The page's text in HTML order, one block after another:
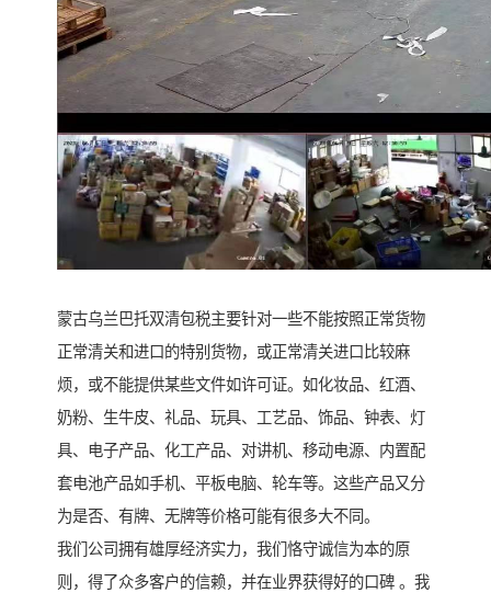
蒙古乌兰巴托双清包税主要针对一些不能按照正常货物
正常清关和进口的特别货物，或正常清关进口比较麻
烦，或不能提供某些文件如许可证。如化妆品、红酒、
奶粉、生牛皮、礼品、玩具、工艺品、饰品、钟表、灯
具、电子产品、化工产品、对讲机、移动电源、内置配
套电池产品如手机、平板电脑、轮车等。这些产品又分
为是否、有牌、无牌等价格可能有很多大不同。
我们公司拥有雄厚经济实力，我们恪守诚信为本的原
则，得了众多客户的信赖，并在业界获得好的口碑 。我